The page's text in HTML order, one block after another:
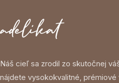
Náš cieľ sa zrodil zo skutočnej
nájdete vysokokvalitné,